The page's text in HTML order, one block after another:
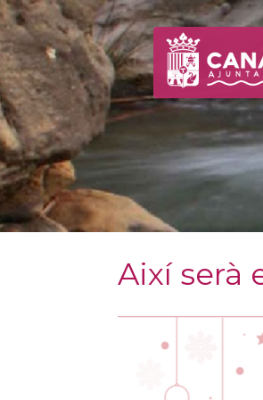
Salta al contigut
Així serà